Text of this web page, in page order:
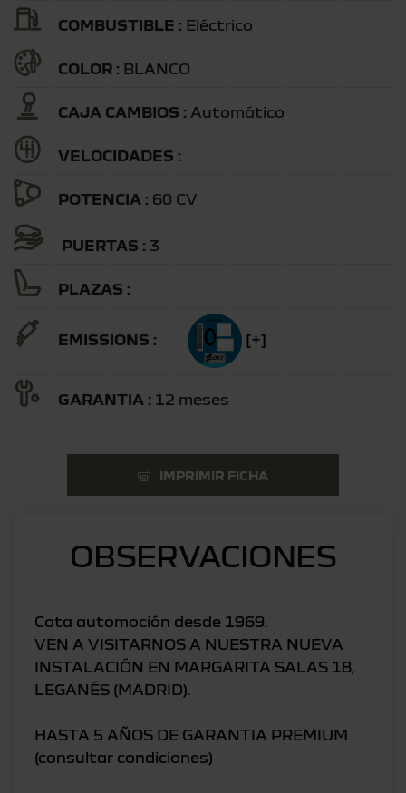
COMBUSTIBLE : Eléctrico
COLOR : BLANCO
CAJA CAMBIOS : Automático
VELOCIDADES :
POTENCIA : 60 CV
PUERTAS : 3
PLAZAS :
EMISSIONS : [+]
GARANTIA : 12 meses
IMPRIMIR FICHA
OBSERVACIONES
Cota automoción desde 1969.
VEN A VISITARNOS A NUESTRA NUEVA
INSTALACIÓN EN MARGARITA SALAS 18,
LEGANÉS (MADRID).
HASTA 5 AÑOS DE GARANTIA PREMIUM
(consultar condiciones)